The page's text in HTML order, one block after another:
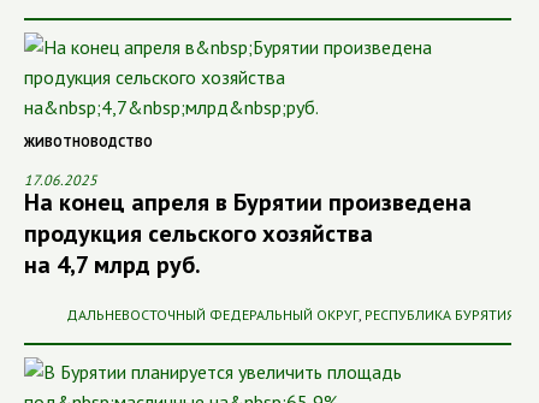
ЖИВОТНОВОДСТВО
17.06.2025
На конец апреля в Бурятии произведена
продукция сельского хозяйства
на 4,7 млрд руб.
ДАЛЬНЕВОСТОЧНЫЙ ФЕДЕРАЛЬНЫЙ ОКРУГ, РЕСПУБЛИКА БУРЯТИЯ